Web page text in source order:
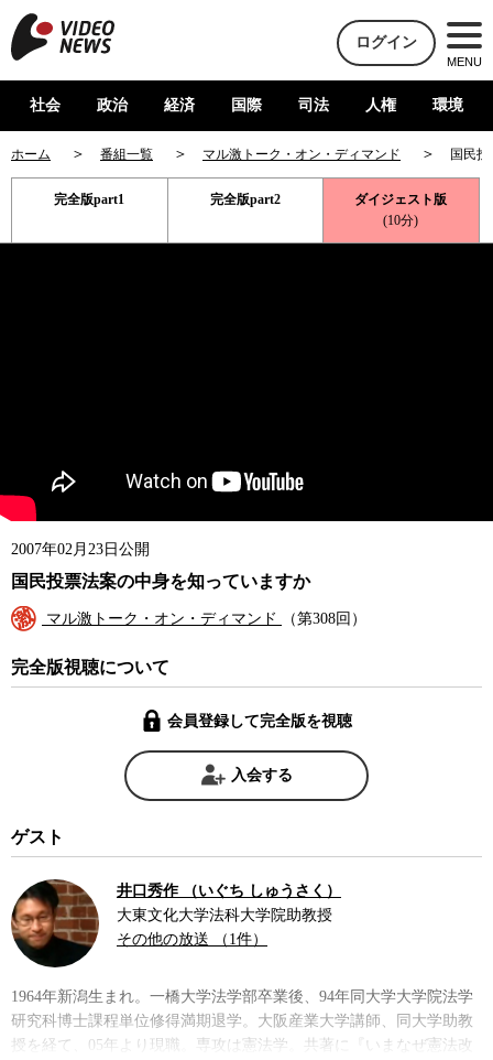
ログイン
MENU
社会 政治 経済 国際 司法 人権 環境
ホーム 番組一覧 マル激トーク・オン・ディマンド 国民
完全版part1 完全版part2
ダイジェスト版
(10分)
2007年02月23日公開
国民投票法案の中身を知っていますか
マル激トーク・オン・ディマンド （第308回）
完全版視聴について
会員登録して完全版を視聴
入会する
ゲスト
井口秀作 （いぐち しゅうさく）
大東文化大学法科大学院助教授
その他の放送 （1件）
1964年新潟生まれ。一橋大学法学部卒業後、94年同大学大学院法学
研究科博士課程単位修得満期退学。大阪産業大学講師、同大学助教
授を経て、05年より現職。専攻は憲法学。共著に『いまなぜ憲法改